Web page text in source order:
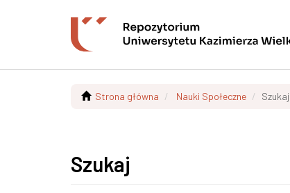
Strona główna Nauki Społeczne Szukaj
Szukaj